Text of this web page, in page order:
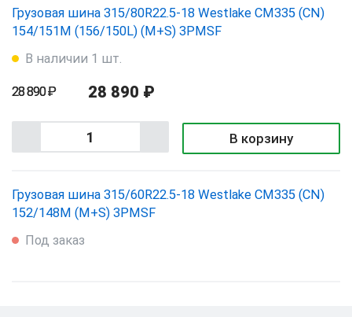
Грузовая шина 315/80R22.5-18 Westlake CM335 (CN)
154/151M (156/150L) (M+S) 3PMSF
В наличии 1 шт.
28 890 ₽ 28 890 ₽
В корзину
Грузовая шина 315/60R22.5-18 Westlake CM335 (CN)
152/148M (M+S) 3PMSF
Под заказ